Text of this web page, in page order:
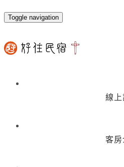
Toggle navigation
線上
客房